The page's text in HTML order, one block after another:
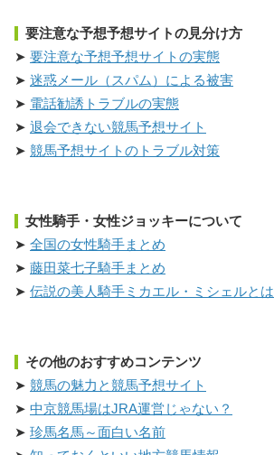
要注意な予想予想サイトの見分け方
要注意な予想予想サイトの実態
迷惑メール（スパム）による被害
電話勧誘トラブルの実態
退会できない競馬予想サイト
競馬予想サイトのトラブル対策
女性騎手・女性ジョッキーについて
全国の女性騎手まとめ
藤田菜七子騎手まとめ
伝説の美人騎手ミカエル・ミシェルとは
その他のおすすめコンテンツ
競馬の魅力と競馬予想サイト
中京競馬場はJRA運営じゃない？
珍馬名馬～面白い名前